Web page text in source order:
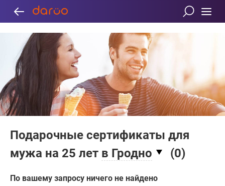
Подарочные сертификаты для
мужа на 25 лет в Гродно (0)
По вашему запросу ничего не найдено